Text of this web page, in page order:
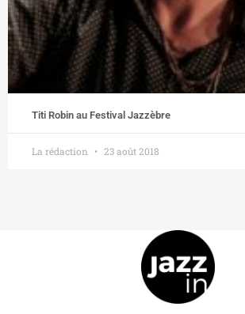
Titi Robin au Festival Jazzèbre
La rédaction 23 août 2018